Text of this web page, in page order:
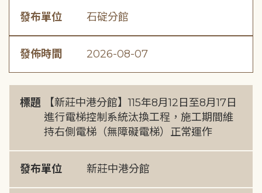
發布單位 石碇分館
發佈時間 2026-08-07
標題
【新莊中港分館】115年8月12日至8月17日
進行電梯控制系統汰換工程，施工期間維
持右側電梯（無障礙電梯）正常運作
發布單位 新莊中港分館